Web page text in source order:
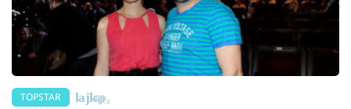
TOPSTAR